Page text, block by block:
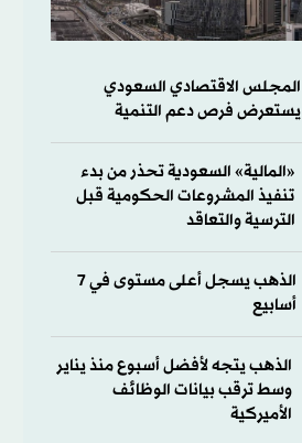
المجلس الاقتصادي السعودي
يستعرض فرص دعم التنمية
«المالية» السعودية تحذر من بدء
تنفيذ المشروعات الحكومية قبل
الترسية والتعاقد
الذهب يسجل أعلى مستوى في 7
أسابيع
الذهب يتجه لأفضل أسبوع منذ يناير
وسط ترقب بيانات الوظائف
الأميركية